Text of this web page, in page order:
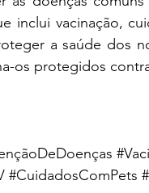
inclui vacinação,
a saúde dos
os protegidos
#CuidadosComPets